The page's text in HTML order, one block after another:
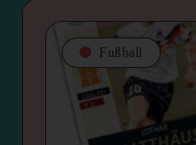
Fußball